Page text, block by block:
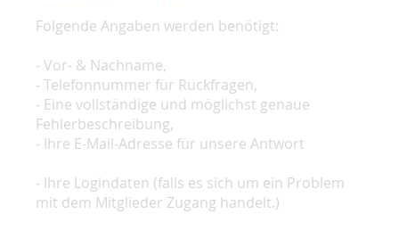
Folgende Angaben werden benötigt:
- Vor- & Nachname,
- Telefonnummer für Rückfragen,
- Eine vollständige und möglichst genaue
Fehlerbeschreibung,
- Ihre E-Mail-Adresse für unsere Antwort
- Ihre Logindaten (falls es sich um ein Problem
mit dem Mitglieder Zugang handelt.)